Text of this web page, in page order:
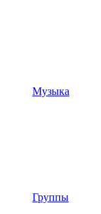
Музыка
Группы